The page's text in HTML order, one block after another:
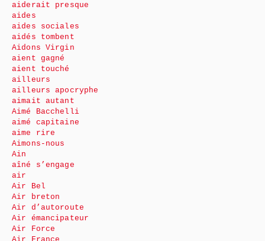
aiderait presque
aides
aides sociales
aidés tombent
Aidons Virgin
aient gagné
aient touché
ailleurs
ailleurs apocryphe
aimait autant
Aimé Bacchelli
aimé capitaine
aime rire
Aimons-nous
Ain
aîné s’engage
air
Air Bel
Air breton
Air d’autoroute
Air émancipateur
Air Force